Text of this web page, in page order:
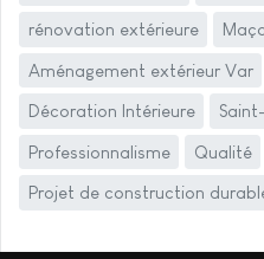
rénovation extérieure
Aménagement extérieur Var
Décoration Intérieure
Professionnalisme Qualité
Projet de construction